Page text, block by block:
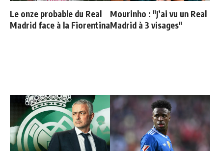
Le onze probable du Real
Madrid face à la Fiorentina
Mourinho : "J’ai vu un Real
Madrid à 3 visages"